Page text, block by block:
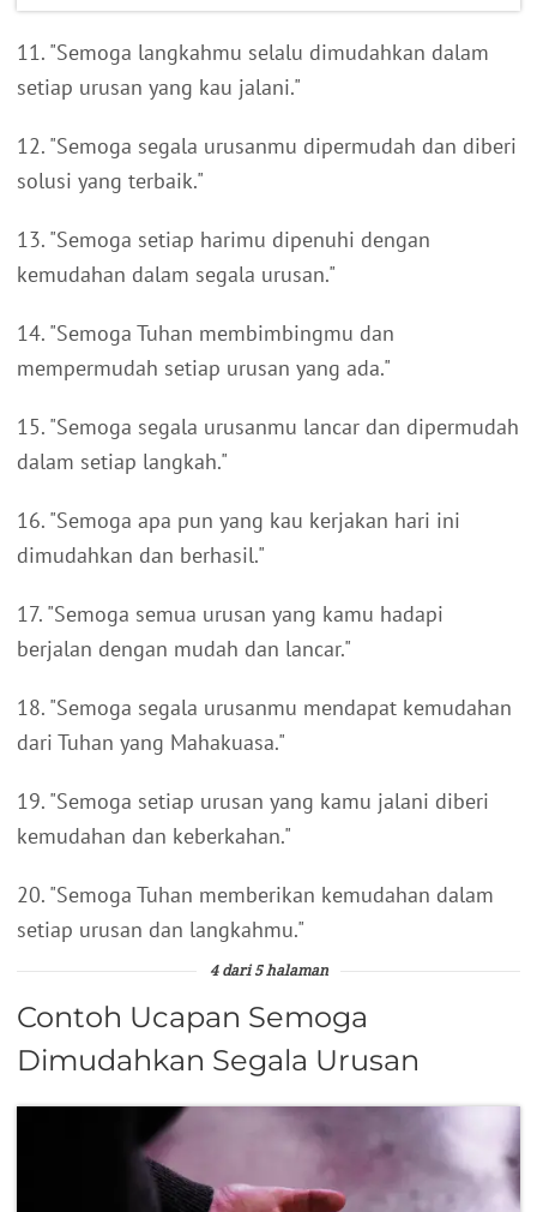
11. "Semoga langkahmu selalu dimudahkan dalam
setiap urusan yang kau jalani."
12. "Semoga segala urusanmu dipermudah dan diberi
solusi yang terbaik."
13. "Semoga setiap harimu dipenuhi dengan
kemudahan dalam segala urusan."
14. "Semoga Tuhan membimbingmu dan
mempermudah setiap urusan yang ada."
15. "Semoga segala urusanmu lancar dan dipermudah
dalam setiap langkah."
16. "Semoga apa pun yang kau kerjakan hari ini
dimudahkan dan berhasil."
17. "Semoga semua urusan yang kamu hadapi
berjalan dengan mudah dan lancar."
18. "Semoga segala urusanmu mendapat kemudahan
dari Tuhan yang Mahakuasa."
19. "Semoga setiap urusan yang kamu jalani diberi
kemudahan dan keberkahan."
20. "Semoga Tuhan memberikan kemudahan dalam
setiap urusan dan langkahmu."
4 dari 5 halaman
Contoh Ucapan Semoga
Dimudahkan Segala Urusan